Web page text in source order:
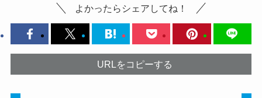
よかったらシェアしてね！
URLをコピーする